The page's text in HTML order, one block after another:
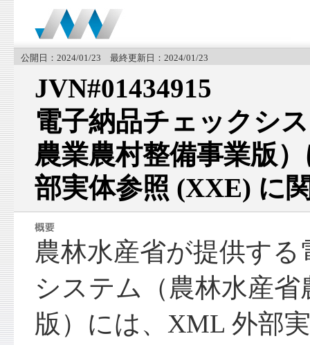
公開日：2024/01/23 最終更新日：2024/01/23
JVN#01434915
電子納品チェックシ
農業農村整備事業版
部実体参照 (XXE) に
農林水産省が提供す
システム（農林水産
版）には、XML 外部